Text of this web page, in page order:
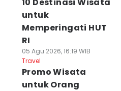
untuk
Memperingati HUT
RI
05 Agu 2026, 16:19 WIB
Travel
Promo Wisata
untuk Orang